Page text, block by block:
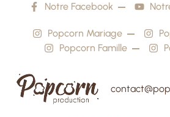
Notre Facebook
Popcorn Mariage
Popcorn Famille